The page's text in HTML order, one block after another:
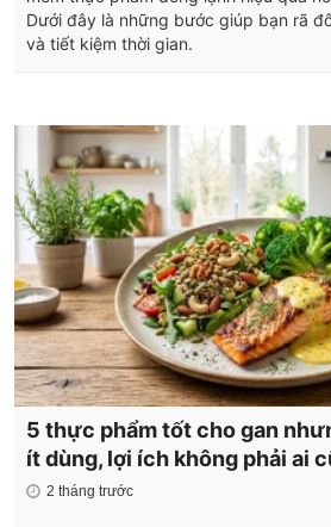
Dưới đây là những bước giúp bạn rã
và tiết kiệm thời gian.
5 thực phẩm tốt cho gan
ít dùng, lợi ích không phải ai
2 tháng trước